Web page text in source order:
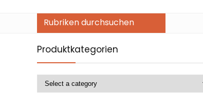
Rubriken durchsuchen
Produktkategorien